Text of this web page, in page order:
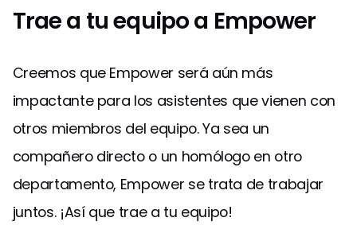
Trae a tu equipo a Empower
Creemos que Empower será aún más
impactante para los asistentes que vienen con
otros miembros del equipo. Ya sea un
compañero directo o un homólogo en otro
departamento, Empower se trata de trabajar
juntos. ¡Así que trae a tu equipo!